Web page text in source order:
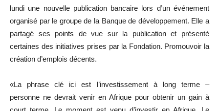
lundi une nouvelle publication bancaire lors d’un événement
organisé par le groupe de la Banque de développement. Elle a
partagé ses points de vue sur la publication et présenté
certaines des initiatives prises par la Fondation. Promouvoir la
création d’emplois décents.
«La phrase clé ici est l’investissement à long terme –
personne ne devrait venir en Afrique pour obtenir un gain à